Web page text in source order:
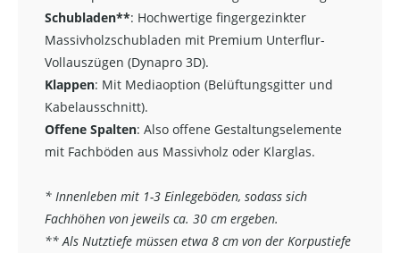
Schubladen**: Hochwertige fingergezinkter
Massivholzschubladen mit Premium Unterflur-
Vollauszügen (Dynapro 3D).
Klappen: Mit Mediaoption (Belüftungsgitter und
Kabelausschnitt).
Offene Spalten: Also offene Gestaltungselemente
mit Fachböden aus Massivholz oder Klarglas.
* Innenleben mit 1-3 Einlegeböden, sodass sich
Fachhöhen von jeweils ca. 30 cm ergeben.
** Als Nutztiefe müssen etwa 8 cm von der Korpustiefe